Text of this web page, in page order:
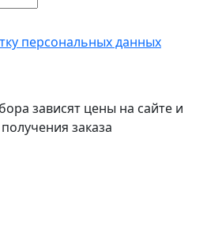
персональных данных
зависят цены на сайте и
заказа